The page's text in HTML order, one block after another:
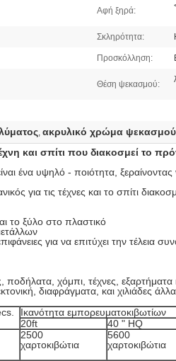
Αφή ξηρά:
Σκληρότητα:
Προσκόλληση:
Θέση ψεκασμού:
, ακρυλικό χρώμα
και σπίτι που διακοσμεί το
ένα υψηλό - ποιότητα,
για τις τέχνες και το σπίτι
το ξύλο στο πλαστικό
για να επιτύχει την τέλεια
ποδήλατα, χόμπι, τέχνες,
διαφράγματα, και χιλιάδες άλλα
Ικανότητα εμπορευματοκιβωτίων
20ft
40 " HQ
2500
χαρτοκιβώτια
5600
χαρτοκιβώτια